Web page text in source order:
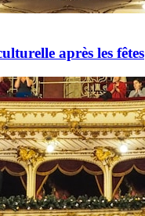
après les fêtes